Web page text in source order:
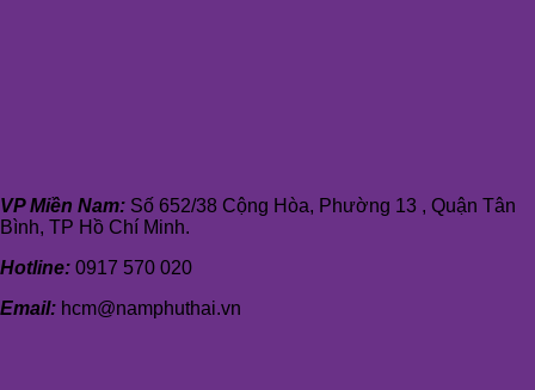
VP Miền Nam: Số 652/38 Cộng Hòa, Phường 13 , Quận Tân
Bình, TP Hồ Chí Minh.
Hotline: 0917 570 020
Email: hcm@namphuthai.vn